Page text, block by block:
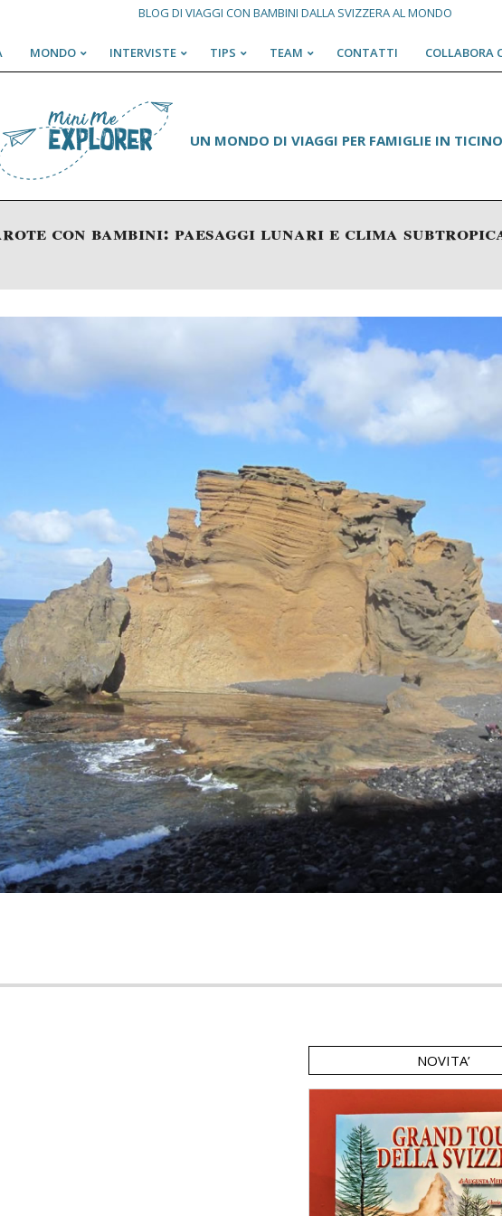
BLOG DI VIAGGI CON BAMBINI DALLA SVIZZERA AL MONDO
Primary
MONDO INTERVISTE TIPS TEAM CONTATTI COLLABORA
UN MONDO DI VIAGGI PER FAMIGLIE IN TICINO
con bambini: paesaggi lunari e clima
NOVITA’